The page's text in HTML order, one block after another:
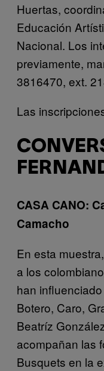
Huertas,
Educación
Nacional. Los
previamente,
3816470, ext.
Las
CASA CANO:
Camacho
En esta
a los
han
Botero, Caro,
Beatríz
acompañan las
Busquets en la